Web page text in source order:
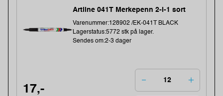
Artline 041T Merkepenn 2-i-1 sort
Varenummer:128902 /EK-041T BLACK
Lagerstatus:5772 stk på lager.
Sendes om:2-3 dager
17,-